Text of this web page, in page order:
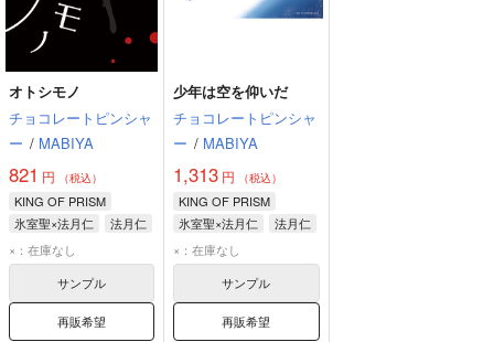
オトシモノ
チョコレートピンシャ
ー / MABIYA
821 円 （税込）
KING OF PRISM
氷室聖×法月仁
法月仁
氷室聖
×：在庫なし
サンプル
再販希望
少年は空を仰いだ
チョコレートピンシャ
ー / MABIYA
1,313 円 （税込）
KING OF PRISM
氷室聖×法月仁
法月仁
氷室聖
×：在庫なし
サンプル
再販希望